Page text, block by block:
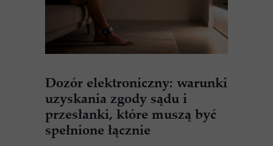
Dozór elektroniczny: warunki
uzyskania zgody sądu i
przesłanki, które muszą być
spełnione łącznie